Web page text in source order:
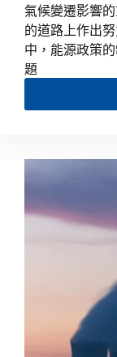
氣候變遷影響
的道路上作出
中，能源政策
題